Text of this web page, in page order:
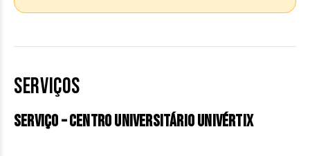
SERVIÇOS
Serviço – Centro Universitário Univértix